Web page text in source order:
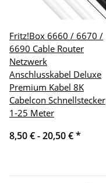
Fritz!Box 6660 / 6670 /
6690 Cable Router
Netzwerk
Anschlusskabel Deluxe
Premium Kabel 8K
Cabelcon Schnellstecker
1-25 Meter
8,50 € -20,50 €*